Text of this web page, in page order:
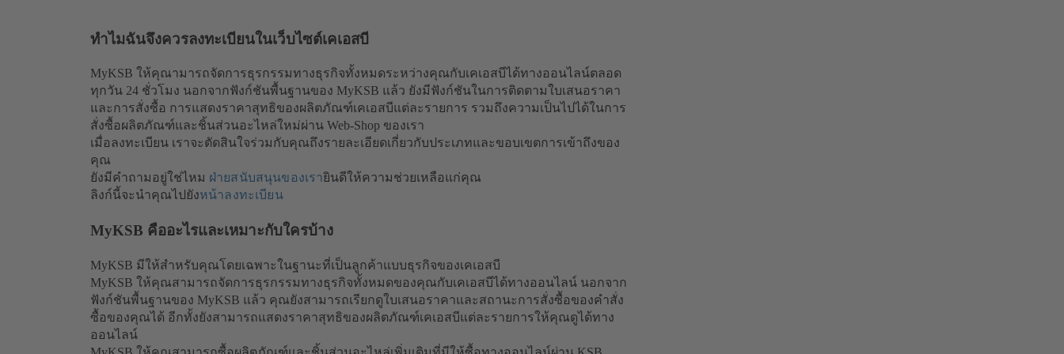
ทำไมฉันจึงควรลงทะเบียนในเว็บไซต์เคเอสบี
MyKSB ให้คุณามารถจัดการธุรกรรมทางธุรกิจทั้งหมดระหว่างคุณกับเคเอสบีได้ทางออนไลน์ตลอด
ทุกวัน 24 ชั่วโมง นอกจากฟังก์ชันพื้นฐานของ MyKSB แล้ว ยังมีฟังก์ชันในการติดตามใบเสนอราคา
และการสั่งซื้อ การแสดงราคาสุทธิของผลิตภัณฑ์เคเอสบีแต่ละรายการ รวมถึงความเป็นไปได้ในการ
สั่งซื้อผลิตภัณฑ์และชิ้นส่วนอะไหล่ใหม่ผ่าน Web-Shop ของเรา
เมื่อลงทะเบียน เราจะตัดสินใจร่วมกับคุณถึงรายละเอียดเกี่ยวกับประเภทและขอบเขตการเข้าถึงของ
คุณ
ยังมีคำถามอยู่ใช่ไหม ฝ่ายสนับสนุนของเรายินดีให้ความช่วยเหลือแก่คุณ
ลิงก์นี้จะนำคุณไปยังหน้าลงทะเบียน
MyKSB คืออะไรและเหมาะกับใครบ้าง
MyKSB มีให้สำหรับคุณโดยเฉพาะในฐานะที่เป็นลูกค้าแบบธุรกิจของเคเอสบี
MyKSB ให้คุณสามารถจัดการธุรกรรมทางธุรกิจทั้งหมดของคุณกับเคเอสบีได้ทางออนไลน์ นอกจาก
ฟังก์ชันพื้นฐานของ MyKSB แล้ว คุณยังสามารถเรียกดูใบเสนอราคาและสถานะการสั่งซื้อของคำสั่ง
ซื้อของคุณได้ อีกทั้งยังสามารถแสดงราคาสุทธิของผลิตภัณฑ์เคเอสบีแต่ละรายการให้คุณดูได้ทาง
ออนไลน์